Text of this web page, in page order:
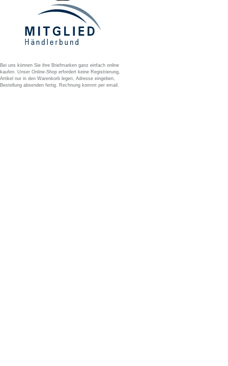
Bei uns können Sie ihre Briefmarken ganz einfach online
kaufen. Unser Online-Shop erfordert keine Registrierung,
Artikel nur in den Warenkorb legen, Adresse eingeben,
Bestellung absenden fertig. Rechnung kommt per email.